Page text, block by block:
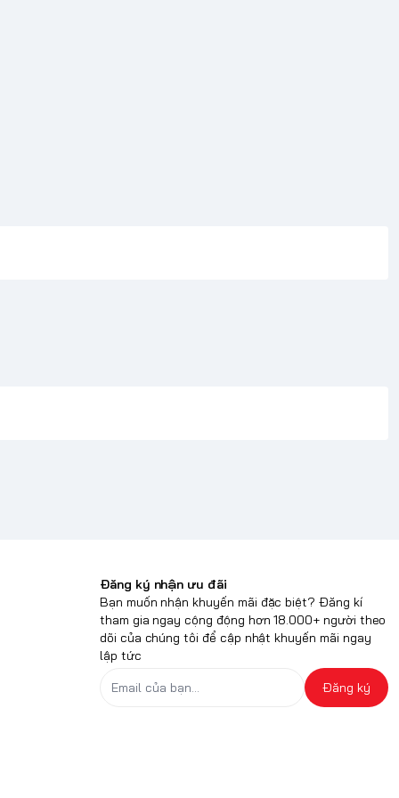
Đăng ký nhận ưu đãi
Bạn muốn nhận khuyến mãi đặc biệt? Đăng kí
tham gia ngay cộng động hơn 18.000+ người theo
dõi của chúng tôi để cập nhật khuyến mãi ngay
lập tức
Đăng ký